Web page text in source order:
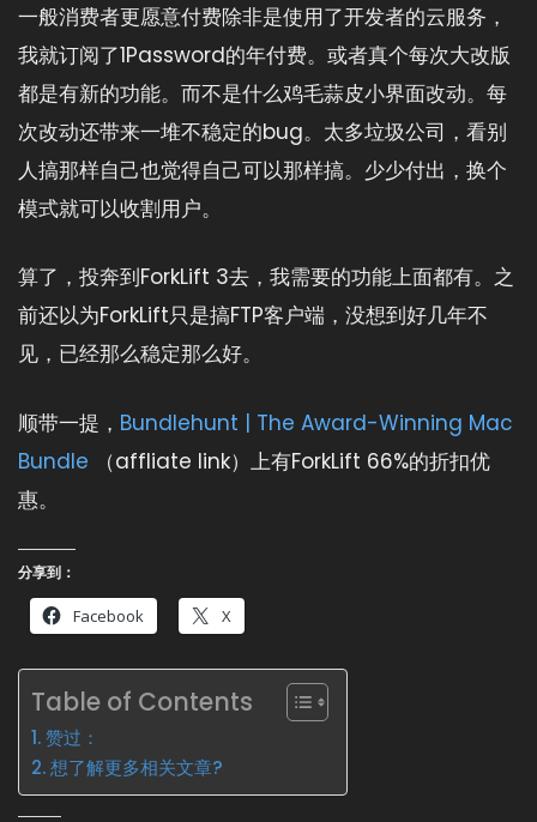
一般消费者更愿意付费除非是使用了开发者的云服务，
我就订阅了1Password的年付费。或者真个每次大改版
都是有新的功能。而不是什么鸡毛蒜皮小界面改动。每
次改动还带来一堆不稳定的bug。太多垃圾公司，看别
人搞那样自己也觉得自己可以那样搞。少少付出，换个
模式就可以收割用户。
算了，投奔到ForkLift 3去，我需要的功能上面都有。之
前还以为ForkLift只是搞FTP客户端，没想到好几年不
见，已经那么稳定那么好。
顺带一提， Bundlehunt | The Award-Winning Mac
Bundle （affliate link）上有ForkLift 66%的折扣优
惠。
分享到：
Facebook X
Table of Contents
赞过：
想了解更多相关文章?